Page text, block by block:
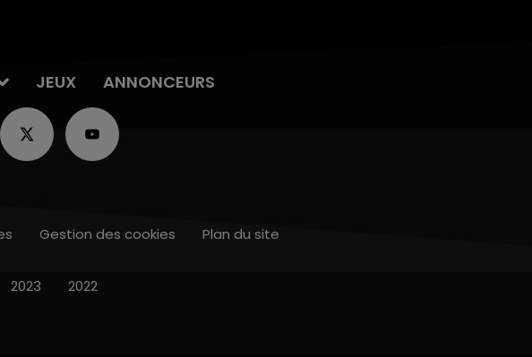
JEUX ANNONCEURS
Gestion des cookies Plan du site
2023 2022